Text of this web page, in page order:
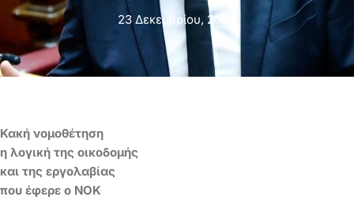
23 Δεκεμβρίου, 2024
Κακή νομοθέτηση
η λογική της οικοδομής
και της εργολαβίας
που έφερε ο ΝΟΚ